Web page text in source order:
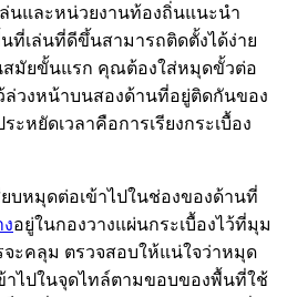
นและหน่วยงานท้องถิ่นแนะนำ
ที่เล่นที่ดีขึ้นสามารถติดตั้งได้ง่าย
มัยขั้นแรก คุณต้องใส่หมุดขั้วต่อ
ล่วงหน้าบนสองด้านที่อยู่ติดกันของ
หยัดเวลาคือการเรียงกระเบื้อง
บหมุดต่อเข้าไปในช่องของด้านที่
อยู่ในกองวางแผ่นกระเบื้องไว้ที่มุม
ะคลุม ตรวจสอบให้แน่ใจว่าหมุด
ไปในจุดไทล์ตามขอบของพื้นที่ใช้